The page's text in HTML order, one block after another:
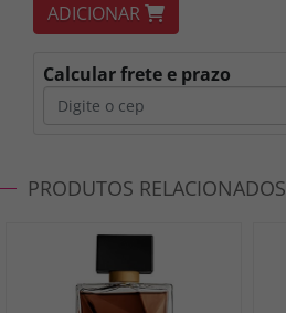
ADICIONAR
Calcular frete e prazo
PRODUTOS RELACIONADOS